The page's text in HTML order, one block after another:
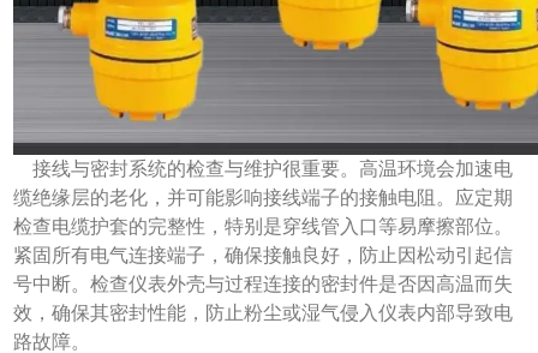
接线与密封系统的检查与维护很重要。高温环境会加速电
缆绝缘层的老化，并可能影响接线端子的接触电阻。应定期
检查电缆护套的完整性，特别是穿线管入口等易摩擦部位。
紧固所有电气连接端子，确保接触良好，防止因松动引起信
号中断。检查仪表外壳与过程连接的密封件是否因高温而失
效，确保其密封性能，防止粉尘或湿气侵入仪表内部导致电
路故障。